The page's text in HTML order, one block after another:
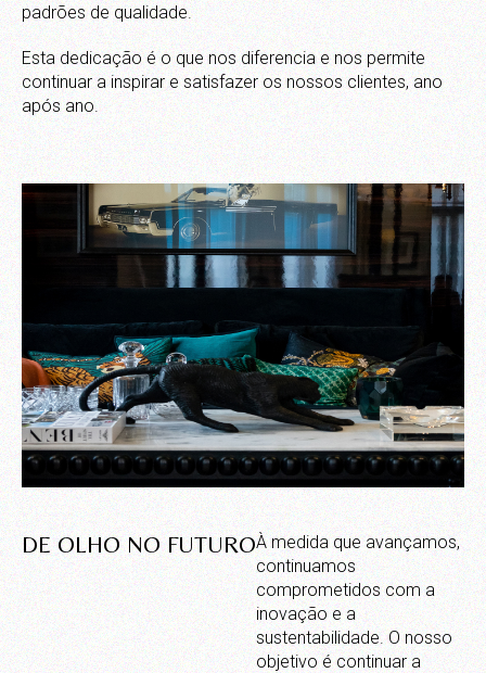
padrões de qualidade.
Esta dedicação é o que nos diferencia e nos permite
continuar a inspirar e satisfazer os nossos clientes, ano
após ano.
DE OLHO NO FUTUROÀ medida que avançamos,
continuamos
comprometidos com a
inovação e a
sustentabilidade. O nosso
objetivo é continuar a